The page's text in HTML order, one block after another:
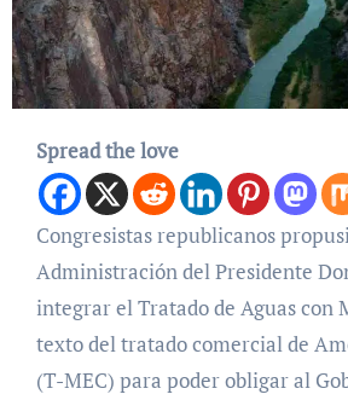
Spread the love
Congresistas republicanos propusieron a la
Administración del Presidente
integrar el Tratado de Aguas con
texto del tratado comercial de
(T-MEC) para poder obligar al